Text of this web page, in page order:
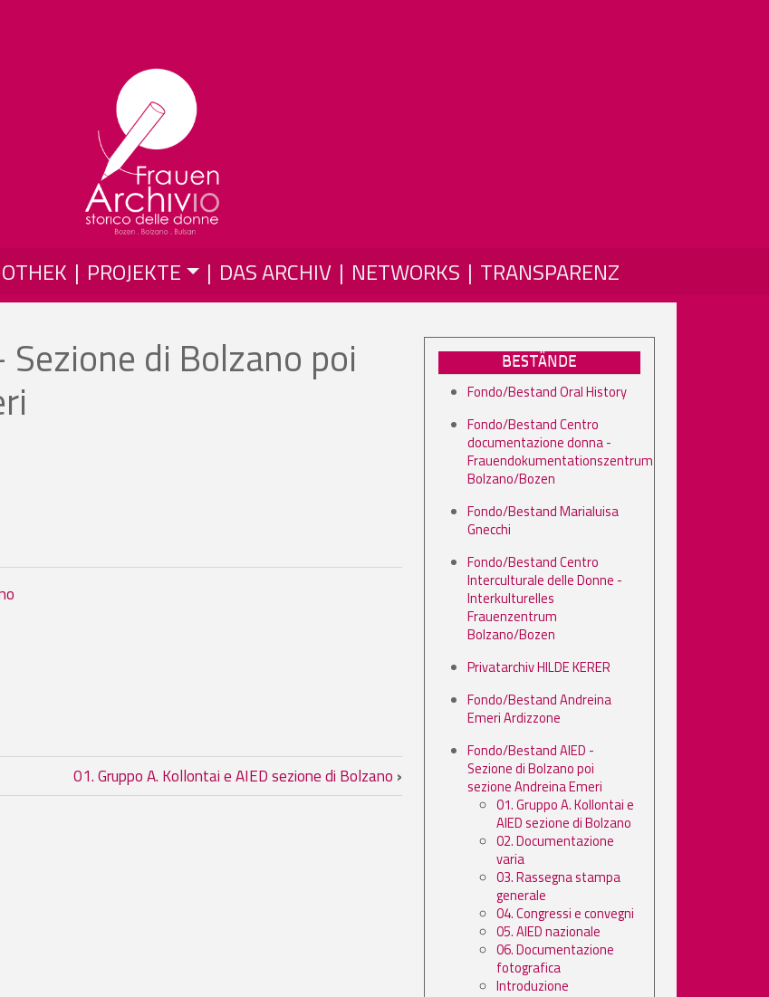
PROJEKTE DAS ARCHIV NETWORKS TRANSPARENZ
di Bolzano poi
Bestand AIED - Sezione di Bolzano poi sezione Andreina
01. Gruppo A. Kollontai e AIED sezione di Bolzano ›
BESTÄNDE
Fondo/Bestand Oral History
Fondo/Bestand Centro
documentazione donna -
Frauendokumentationszentrum
Bolzano/Bozen
Fondo/Bestand Marialuisa
Gnecchi
Fondo/Bestand Centro
Interculturale delle Donne -
Interkulturelles
Frauenzentrum
Bolzano/Bozen
Privatarchiv HILDE KERER
Fondo/Bestand Andreina
Emeri Ardizzone
Fondo/Bestand AIED -
Sezione di Bolzano poi
sezione Andreina Emeri
01. Gruppo A. Kollontai e
AIED sezione di Bolzano
02. Documentazione
varia
03. Rassegna stampa
generale
04. Congressi e convegni
05. AIED nazionale
06. Documentazione
fotografica
Introduzione